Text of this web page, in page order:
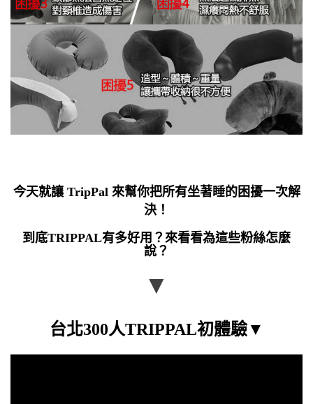
今天就讓 TripPal 來幫你把所有坐著睡的困擾一次解
決！
到底TRIPPAL有多好用？來看看為這些粉絲怎麼
說？
▼
台北300人TRIPPAL初體驗▼